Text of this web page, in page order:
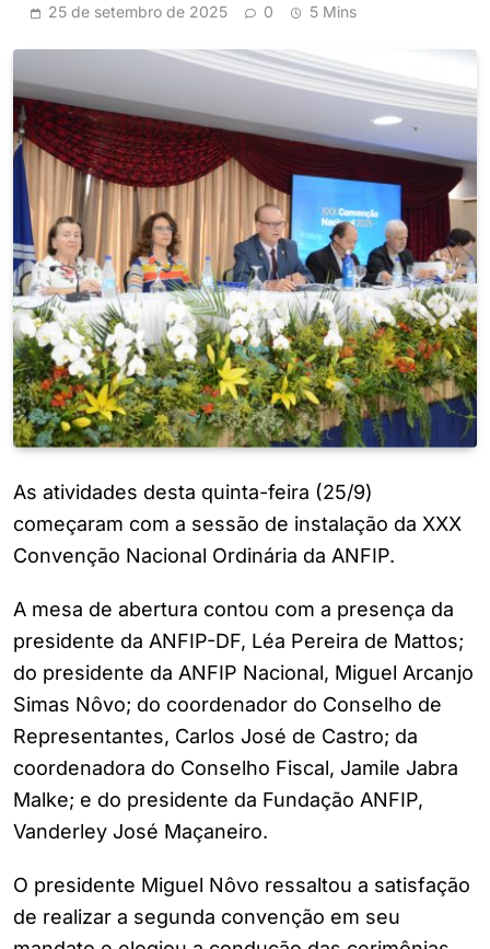
25 de setembro de 2025 0 5 Mins
As atividades desta quinta-feira (25/9)
começaram com a sessão de instalação da XXX
Convenção Nacional Ordinária da ANFIP.
A mesa de abertura contou com a presença da
presidente da ANFIP-DF, Léa Pereira de Mattos;
do presidente da ANFIP Nacional, Miguel Arcanjo
Simas Nôvo; do coordenador do Conselho de
Representantes, Carlos José de Castro; da
coordenadora do Conselho Fiscal, Jamile Jabra
Malke; e do presidente da Fundação ANFIP,
Vanderley José Maçaneiro.
O presidente Miguel Nôvo ressaltou a satisfação
de realizar a segunda convenção em seu